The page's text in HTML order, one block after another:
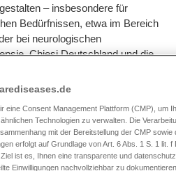
– insbesondere für
Bedürfnissen, etwa im Bereich
bei neurologischen
Chiesi Deutschland und die
einem inklusiven Raum für alle
eine Consent Management Plattform (CMP), um
Technologien zu verwalten. Die
mit der Bereitstellung der CMP sowie
erfolgt auf Grundlage von Art. 6 Abs. 1 S. 1 lit. f
ist es, Ihnen eine transparente und
Einwilligungen nachvollziehbar zu